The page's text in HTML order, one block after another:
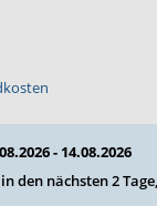
- 14.08.2026
den nächsten2